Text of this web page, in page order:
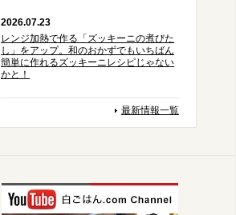
2026.07.23
レンジ加熱で作る「ズッキーニの煮びた
し」をアップ。和のおかずでもいちばん
簡単に作れるズッキーニレシピじゃない
かと！
最新情報一覧